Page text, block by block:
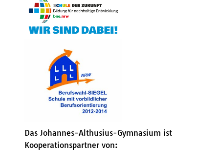
Das Johannes-Althusius-Gymnasium ist
Kooperationspartner von: